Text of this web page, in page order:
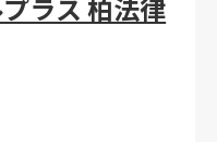
ラス 柏法律